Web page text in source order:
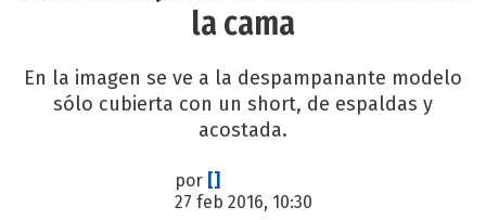
la cama
En la imagen se ve a la despampanante modelo
sólo cubierta con un short, de espaldas y
acostada.
por []
27 feb 2016, 10:30